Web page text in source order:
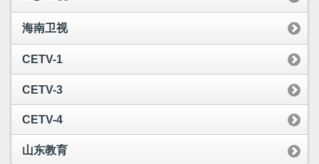
海南卫视
CETV-1
CETV-3
CETV-4
山东教育